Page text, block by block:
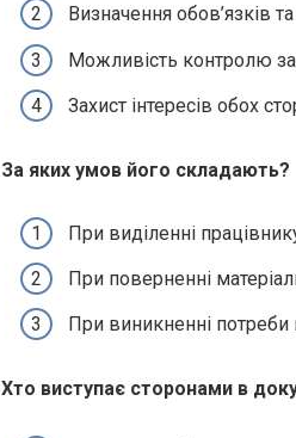
Визначення обов’язків
Можливість контролю за
Захист інтересів обох
За яких умов його складають?
При виділенні
При поверненні
При виникненні потреби
Хто виступає сторонами в